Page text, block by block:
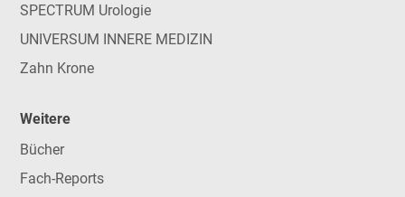
SPECTRUM Urologie
UNIVERSUM INNERE MEDIZIN
Zahn Krone
Weitere
Bücher
Fach-Reports